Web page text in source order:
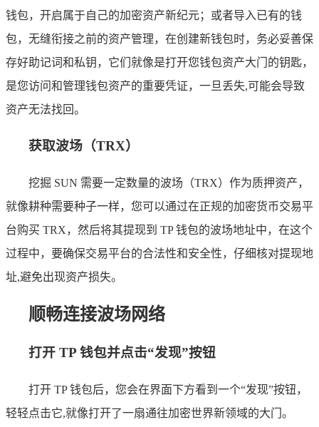
钱包，开启属于自己的加密资产新纪元；或者导入已有的钱
包，无缝衔接之前的资产管理，在创建新钱包时，务必妥善保
存好助记词和私钥，它们就像是打开您钱包资产大门的钥匙，
是您访问和管理钱包资产的重要凭证，一旦丢失,可能会导致
资产无法找回。
获取波场（TRX）
挖掘 SUN 需要一定数量的波场（TRX）作为质押资产，
就像耕种需要种子一样，您可以通过在正规的加密货币交易平
台购买 TRX，然后将其提现到 TP 钱包的波场地址中，在这个
过程中，要确保交易平台的合法性和安全性，仔细核对提现地
址,避免出现资产损失。
顺畅连接波场网络
打开 TP 钱包并点击“发现”按钮
打开 TP 钱包后，您会在界面下方看到一个“发现”按钮，
轻轻点击它,就像打开了一扇通往加密世界新领域的大门。